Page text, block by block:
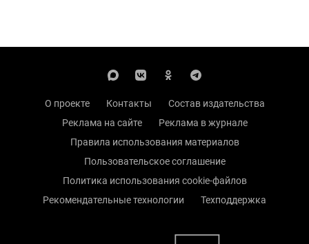
О проекте Контакты
Состав издательства
Реклама на сайте
Реклама в журнале
Правила использования материалов
Пользовательское соглашение
Политика использования cookie-файлов
Рекомендательные технологии
Техподдержка